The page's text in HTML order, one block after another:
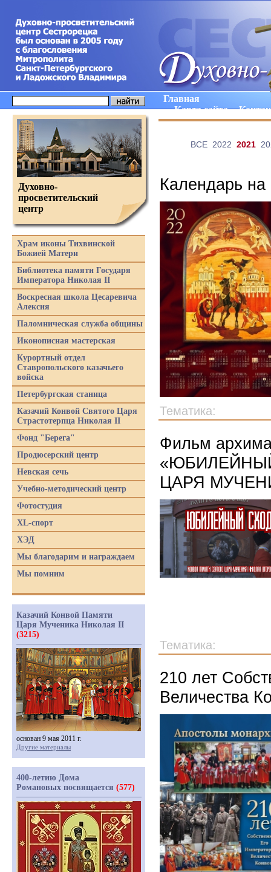
Главная
Карта сайта
ВCE 2022 2021
Календарь на
Тематика:
Фильм
ЦАРЯ
Тематика:
210 лет
Величества
Духовно-
просветительский
центр
Храм иконы Тихвинской
Божией Матери
Библиотека памяти Государя
Императора Николая II
Воскресная школа Цесаревича
Алексия
Паломническая служба общины
Иконописная мастерская
Курортный отдел
Ставропольского казачьего
войска
Петербургская станица
Казачий Конвой Святого Царя
Страстотерпца Николая II
Фонд "Берега"
Продюсерский центр
Невская сечь
Учебно-методический центр
Фотостудия
XL-спорт
ХЭД
Мы благодарим и награждаем
Мы помним
Казачий Конвой Памяти
Царя Мученика Николая II
(3215)
основан 9 мая 2011 г.
Другие материалы
400-летию Дома
Романовых посвящается (577)